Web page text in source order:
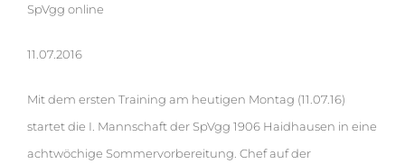
SpVgg online
11.07.2016
Mit dem ersten Training am heutigen Montag (11.07.16)
startet die I. Mannschaft der SpVgg 1906 Haidhausen in eine
achtwöchige Sommervorbereitung. Chef auf der